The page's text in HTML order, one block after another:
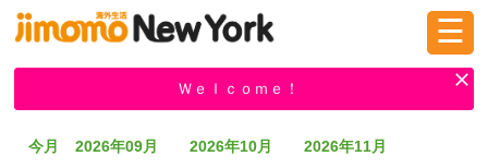
☰
Ｗｅｌｃｏｍｅ！
今月 2026年09月 2026年10月
2026年11月